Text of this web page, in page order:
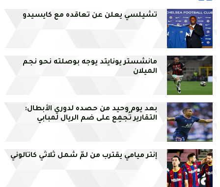
تشيلسي يعلن عن تعاقده مع كايسيدو
مانشستر يونايتد يوجه بوصلته نحو نجم
الميلان
بعد يوم وحيد من حصده لدوري الأبطال:
التقارير تُجمِع على ضم الريال لمبابي
إنتر ميامي يقترب من لمّ شمل ثلاثي كاتالوني